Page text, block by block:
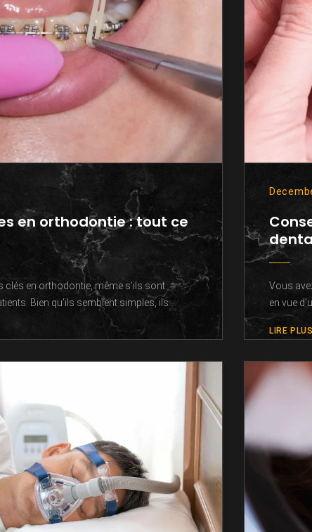
en orthodontie : tout ce
clés en orthodontie, même s’ils sont
Bien qu’ils semblent simples, ils...
Vous
en vue
LIRE PLUS